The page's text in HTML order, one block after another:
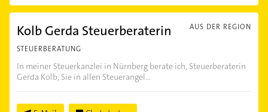
AUS DER REGION
Kolb Gerda Steuerberaterin
STEUERBERATUNG
In meiner Steuerkanzlei in Nürnberg berate ich, Steuerberaterin
Gerda Kolb, Sie in allen Steuerangel...